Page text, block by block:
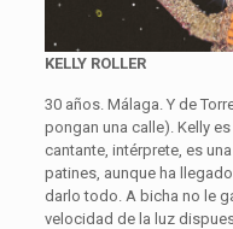
KELLY ROLLER
30 años. Málaga. Y de
pongan una calle). Kelly
cantante, intérprete, es
patines, aunque ha
darlo todo. A bicha no le
velocidad de la luz